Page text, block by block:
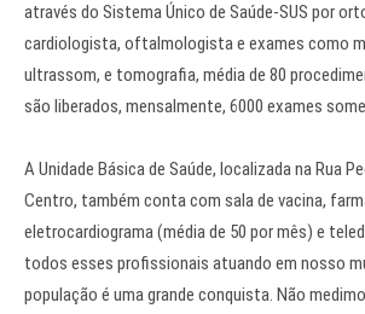
através do Sistema Único de Saúde-SUS por
cardiologista, oftalmologista e exames como
ultrassom, e tomografia, média de 80
são liberados, mensalmente, 6000 exames
A Unidade Básica de Saúde, localizada na Rua
Centro, também conta com sala de vacina,
eletrocardiograma (média de 50 por mês) e
todos esses profissionais atuando em nosso
população é uma grande conquista. Não